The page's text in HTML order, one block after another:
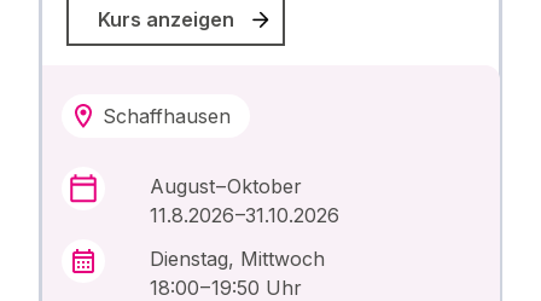
Kurs anzeigen
Schaffhausen
August – Oktober
11.8.2026 –31.10.2026
Dienstag, Mittwoch
18:00 – 19:50 Uhr